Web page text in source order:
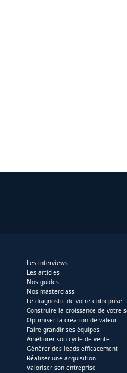
Les interviews
Les articles
Nos guides
Nos masterclass
Le diagnostic de votre entreprise
Construire la croissance de votre
Optimiser la création de valeur
Faire grandir ses équipes
Améliorer son cycle de vente
Générer des leads efficacement
Réaliser une acquisition
Valoriser son entreprise